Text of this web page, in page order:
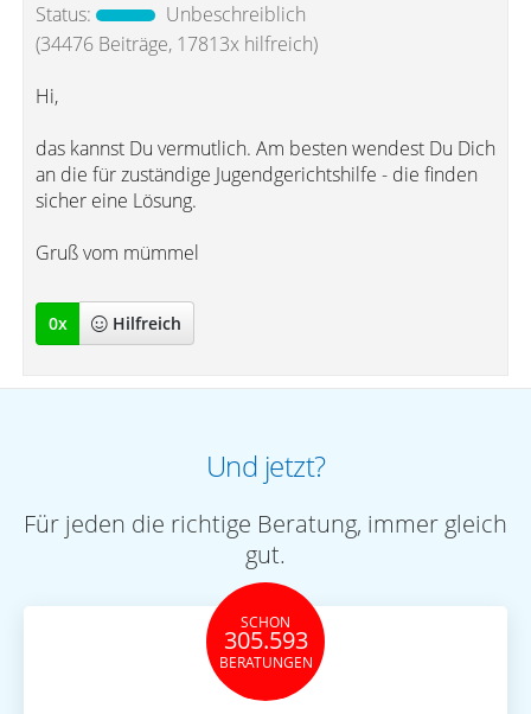
Status:
Unbeschreiblich
(34476 Beiträge, 17813x hilfreich)
Hi,
das kannst Du vermutlich. Am besten wendest Du Dich
an die für zuständige Jugendgerichtshilfe - die finden
sicher eine Lösung.
Gruß vom mümmel
0x Hilfreich
Und jetzt?
Für jeden die richtige Beratung, immer gleich
gut.
SCHON
305.593
BERATUNGEN